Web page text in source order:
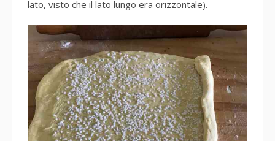
lato, visto che il lato lungo era orizzontale).